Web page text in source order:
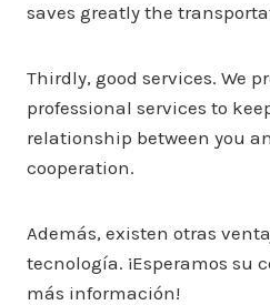
saves greatly the
Thirdly, good services. We
professional services to
relationship between you
cooperation.
Además, existen otras
tecnología. ¡Esperamos su
más información!